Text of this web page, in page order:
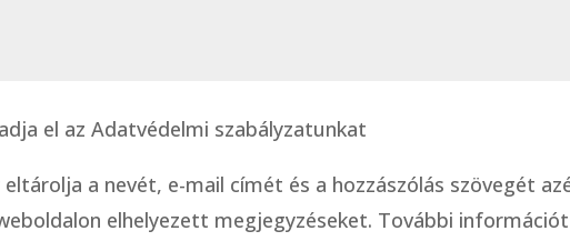
el az Adatvédelmi szabályzatunkat
eltárolja a nevét, e-mail címét és a hozzászólás szövegét
elhelyezett megjegyzéseket. További